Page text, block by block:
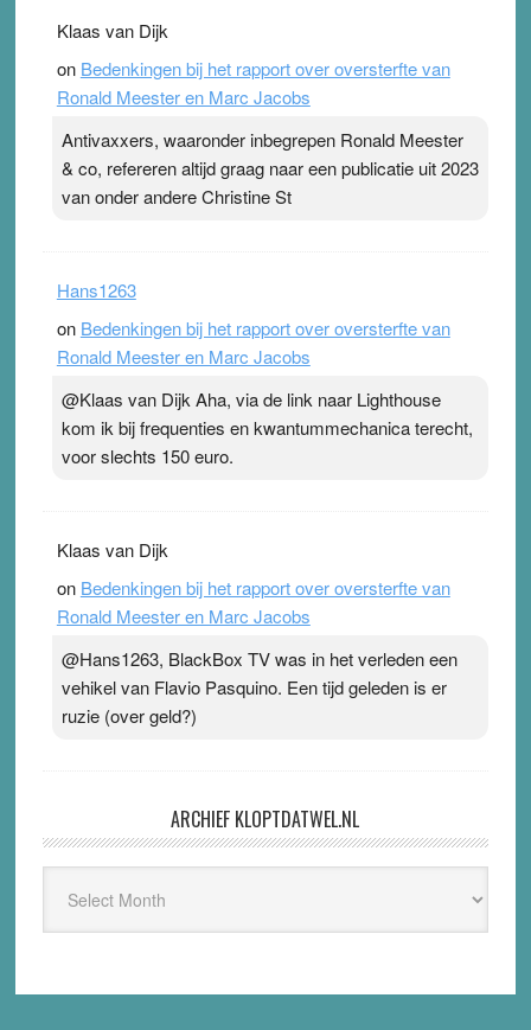
Klaas van Dijk
on Bedenkingen bij het rapport over oversterfte van
Ronald Meester en Marc Jacobs
Antivaxxers, waaronder inbegrepen Ronald Meester
& co, refereren altijd graag naar een publicatie uit 2023
van onder andere Christine St
Hans1263
on Bedenkingen bij het rapport over oversterfte van
Ronald Meester en Marc Jacobs
@Klaas van Dijk Aha, via de link naar Lighthouse
kom ik bij frequenties en kwantummechanica terecht,
voor slechts 150 euro.
Klaas van Dijk
on Bedenkingen bij het rapport over oversterfte van
Ronald Meester en Marc Jacobs
@Hans1263, BlackBox TV was in het verleden een
vehikel van Flavio Pasquino. Een tijd geleden is er
ruzie (over geld?)
ARCHIEF KLOPTDATWEL.NL
Kloptdatwel.nl